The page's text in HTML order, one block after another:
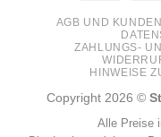
AGB UND
ZAHLUNGS-
HINWEISE
Copyright 2026 ©
Alle Preise